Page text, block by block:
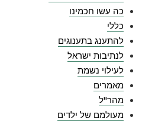
כה עשו חכמינו
כללי
להתענג בתענוגים
לנתיבות ישראל
לעילוי נשמת
מאמרים
מהר"ל
מעולמם של ילדים